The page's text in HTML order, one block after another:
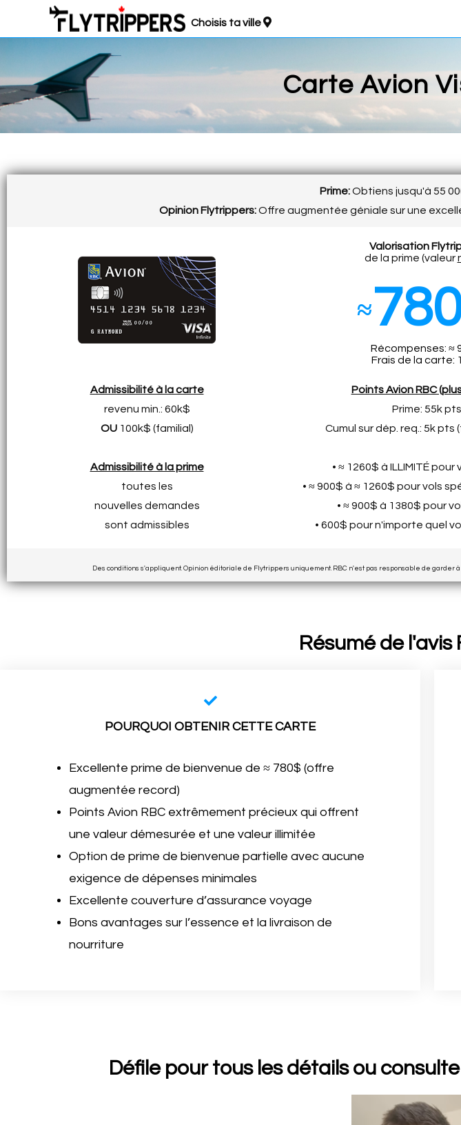
Choisis ta ville
Carte Avion
Prime:Obtiens jusqu'à 55
Opinion Flytrippers:Offre augmentée géniale sur une
Valorisation
de la prime (valeur
≈
Récompenses: ≈
Frais de la carte:
Admissibilité à la carte
revenu min.: 60k$
OU100k$ (familial)
Admissibilité à la prime
toutes les
nouvelles demandes
sont admissibles
Points Avion RBC
Prime: 55k pts
Cumul sur dép. req.: 5k pts
• ≈ 1260$ à ILLIMITÉ pour
• ≈ 900$ à ≈ 1260$ pour vols
• ≈ 900$ à 1380$ pour
• 600$ pour n'importe quel
Des conditions s'appliquent. Opinion éditoriale de Flytrippers uniquement. RBC n'est pas responsable de
Résumé de
POURQUOI OBTENIR CETTE CARTE
Excellente prime de bienvenue de ≈ 780$ (offre
augmentée record)
Points Avion RBC extrêmement précieux qui offrent
une valeur démesurée et une valeur illimitée
Option de prime de bienvenue partielle avec aucune
exigence de dépenses minimales
Excellente couverture d’assurance voyage
Bons avantages sur l’essence et la livraison de
nourriture
Défile pour tous les détails ou